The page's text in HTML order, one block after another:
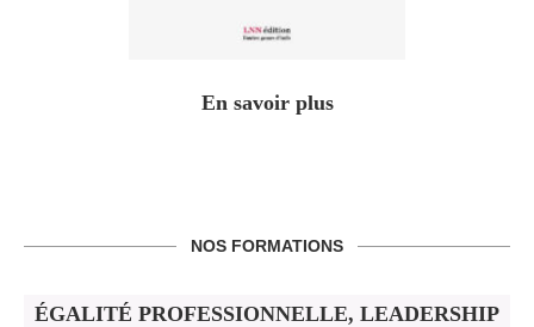
En savoir plus
NOS FORMATIONS
ÉGALITÉ PROFESSIONNELLE, LEADERSHIP